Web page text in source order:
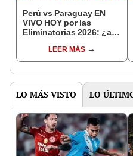
Perú vs Paraguay EN
VIVO HOY por las
Eliminatorias 2026: ¿a
partido de la Bicolor?
LEER MÁS
LO MÁS VISTO LO